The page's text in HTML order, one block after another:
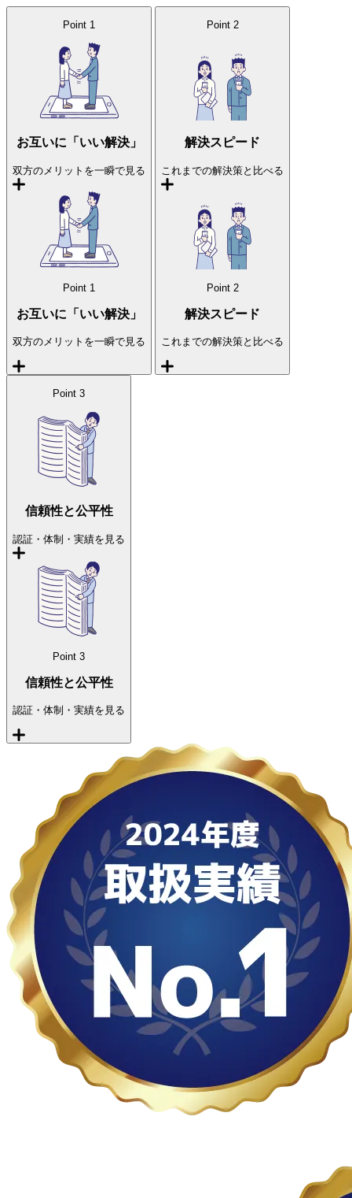
Point 1
お互いに「いい解決」
双方のメリットを一瞬で見る
Point 1
お互いに「いい解決」
双方のメリットを一瞬で見る
Point 2
解決スピード
これまでの解決策と比べる
Point 2
解決スピード
これまでの解決策と比べる
Point 3
信頼性と公平性
認証・体制・実績を見る
Point 3
信頼性と公平性
認証・体制・実績を見る